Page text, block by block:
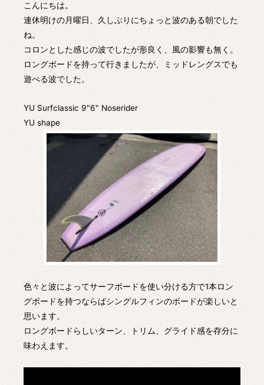
こんにちは。
連休明けの月曜日、久しぶりにちょっと波のある朝でした
ね。
コロンとした感じの波でしたが形良く、風の影響も無く。
ロングボードを持って行きましたが、ミッドレングスでも
遊べる波でした。
YU Surfclassic 9"6" Noserider
YU shape
色々と波によってサーフボードを使い分ける方で1本ロン
グボードを持つならばシングルフィンのボードが楽しいと
思います。
ロングボードらしいターン、トリム、グライド感を存分に
味わえます。